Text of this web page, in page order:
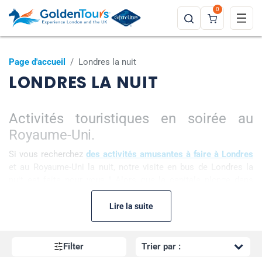
0
Page d'accueil / Londres la nuit
LONDRES LA NUIT
Activités touristiques en soirée au
Royaume-Uni.
Si vous recherchezdes activités amusantes à faire à Londres
et au Royaume-Uni la nuit, notre visite en bus de Londres la
l'obscurité et que l'agitation de la ville se calme, vous pourrez
voir les monuments les plus appréciés, tels que le palais de
Buckingham, l'abbaye de Westminster, Saint-Paul et le London
pendant la période de Noël alors que vous parcourez les rues
Lire la suite
Filter